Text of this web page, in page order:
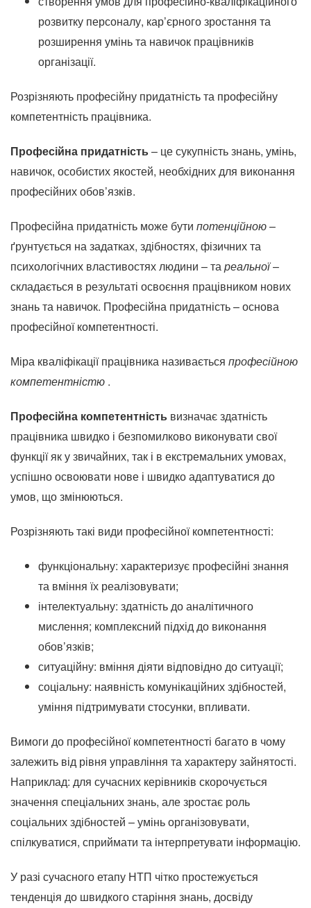
розвитку персоналу, кар’єрного зростання та
розширення умінь та навичок працівників
організації.
Розрізняють професійну придатність та професійну
компетентність працівника.
Професійна придатність– це сукупність знань, умінь,
навичок, особистих якостей, необхідних для виконання
професійних обов’язків.
Професійна придатність може бути потенційною–
ґрунтується на задатках, здібностях, фізичних та
психологічних властивостях людини – тареальної–
складається в результаті освоєння працівником нових
знань та навичок. Професійна придатність – основа
професійної компетентності.
Міра кваліфікації працівника називається професійною
компетентністю .
Професійна компетентність визначає здатність
працівника швидко і безпомилково виконувати свої
функції як у звичайних, так і в екстремальних умовах,
успішно освоювати нове і швидко адаптуватися до
умов, що змінюються.
Розрізняють такі види професійної компетентності:
функціональну: характеризує професійні знання
та вміння їх реалізовувати;
інтелектуальну: здатність до аналітичного
мислення; комплексний підхід до виконання
обов’язків;
ситуаційну: вміння діяти відповідно до ситуації;
соціальну: наявність комунікаційних здібностей,
уміння підтримувати стосунки, впливати.
Вимоги до професійної компетентності багато в чому
залежить від рівня управління та характеру зайнятості.
Наприклад: для сучасних керівників скорочується
значення спеціальних знань, але зростає роль
соціальних здібностей – умінь організовувати,
спілкуватися, сприймати та інтерпретувати інформацію.
У разі сучасного етапу НТП чітко простежується
тенденція до швидкого старіння знань, досвіду